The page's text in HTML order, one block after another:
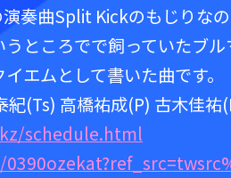
奏曲Split Kickのもじりな
ところでで飼っていたブ
エムとして書いた曲です。
(Ts) 高橋祐成(P) 古木佳祐
schedule.html